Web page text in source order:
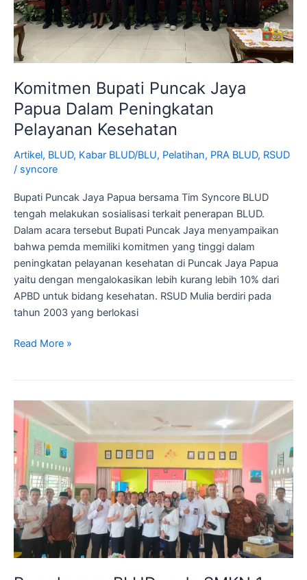
Komitmen Bupati Puncak Jaya
Papua Dalam Peningkatan
Pelayanan Kesehatan
Artikel, BLUD, Kabar BLUD/BLU, Pelatihan, PRA BLUD, RSUD
/ syncore
Bupati Puncak Jaya Papua bersama Tim Syncore BLUD
tengah melakukan sosialisasi terkait penerapan BLUD.
Dalam acara tersebut Bupati Puncak Jaya menyampaikan
bahwa pemda memiliki komitmen yang tinggi dalam
peningkatan pelayanan kesehatan di Puncak Jaya Papua
yaitu dengan mengalokasikan lebih kurang lebih 10% dari
APBD untuk bidang kesehatan. RSUD Mulia berdiri pada
tahun 2003 yang berlokasi
Read More »
Pemahaman
BLUD
pada
SMKN
1
Bintan
Utara
Kepulauan
Riau